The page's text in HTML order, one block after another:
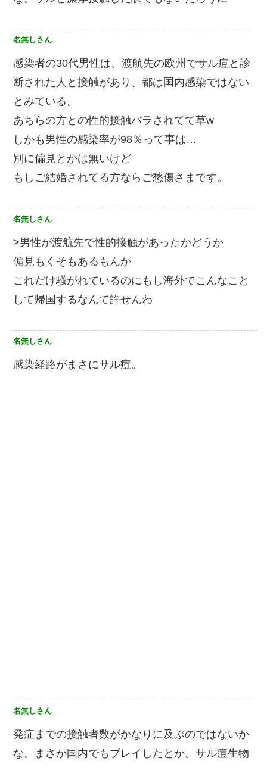
名無しさん
感染者の30代男性は、渡航先の欧州でサル痘と診
断された人と接触があり、都は国内感染ではない
とみている。
あちらの方との性的接触バラされてて草w
しかも男性の感染率が98％って事は…
別に偏見とかは無いけど
もしご結婚されてる方ならご愁傷さまです。
名無しさん
>男性が渡航先で性的接触があったかどうか
偏見もくそもあるもんか
これだけ騒がれているのにもし海外でこんなこと
して帰国するなんて許せんわ
名無しさん
感染経路がまさにサル痘。
名無しさん
発症までの接触者数がかなりに及ぶのではないか
な。まさか国内でもブレイしたとか。サル痘生物